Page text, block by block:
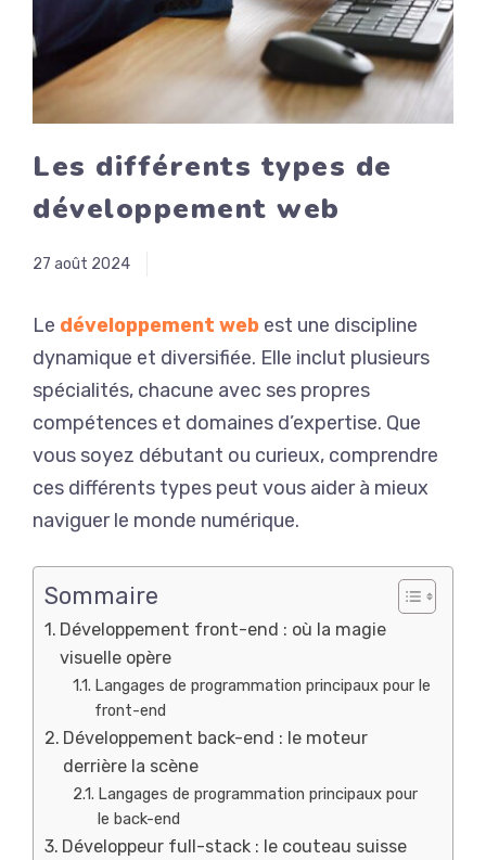
Les différents types de
développement web
27 août 2024
Le développement web est une discipline
dynamique et diversifiée. Elle inclut plusieurs
spécialités, chacune avec ses propres
compétences et domaines d’expertise. Que
vous soyez débutant ou curieux, comprendre
ces différents types peut vous aider à mieux
naviguer le monde numérique.
Sommaire
Développement front-end : où la magie
visuelle opère
Langages de programmation principaux pour le
front-end
Développement back-end : le moteur
derrière la scène
Langages de programmation principaux pour
le back-end
Développeur full-stack : le couteau suisse